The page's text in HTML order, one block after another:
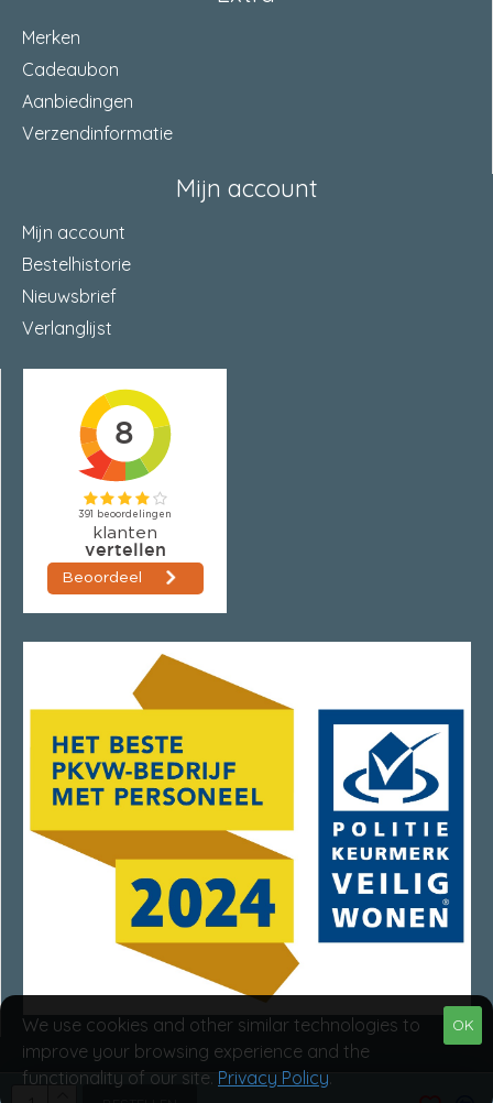
Merken
Cadeaubon
Aanbiedingen
Verzendinformatie
Mijn account
Mijn account
Bestelhistorie
Nieuwsbrief
Verlanglijst
Van Rumpt Specialisten © 2025
OK
We use cookies and other similar technologies to
improve your browsing experience and the
functionality of our site. Privacy Policy.